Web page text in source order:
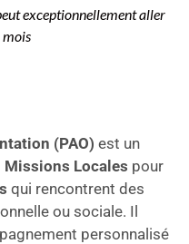
exceptionnellement aller
mois
(PAO) est un
Missions Locales pour
qui rencontrent des
ou sociale. Il
personnalisé